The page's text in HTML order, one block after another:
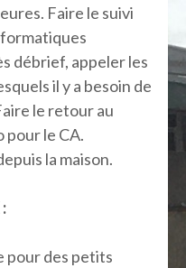
Faire le suivi
débrief, appeler les
il y a besoin de
le retour au
pour le CA.
la maison.
pour des petits